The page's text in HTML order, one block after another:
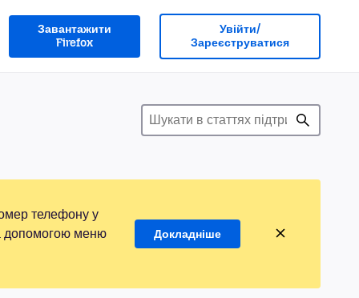
Завантажити
Firefox
Увійти/
Зареєструватися
телефону у
допомогою меню
Докладніше